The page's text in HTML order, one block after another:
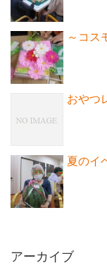
～コス
おやつ
夏のイ
アーカイブ